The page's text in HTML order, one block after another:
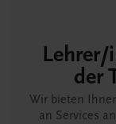
Lehrer/
der
Wir bieten
an Services